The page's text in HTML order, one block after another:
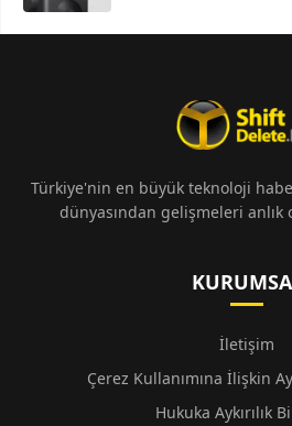
Türkiye'nin en büyük teknoloji
dünyasından gelişmeleri anlık
İletişim
Çerez Kullanımına İlişkin
Hukuka Aykırılık